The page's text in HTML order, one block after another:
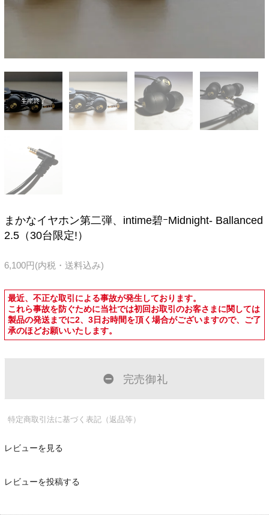
まかなイヤホン第二弾、intime碧ｰMidnight- Ballanced
2.5（30台限定!）
6,100円(内税・送料込み)
最近、不正な取引による事故が発生しております。
これら事故を防ぐために当社では初回お取引のお客さまに関しては
製品の発送までに2、3日お時間を頂く場合がございますので、ご了
承のほどお願いいたします。
完売御礼
特定商取引法に基づく表記（返品等）
レビューを見る
レビューを投稿する